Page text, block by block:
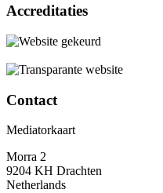
Accreditaties
Contact
Mediatorkaart
Morra 2
9204 KH Drachten
Netherlands